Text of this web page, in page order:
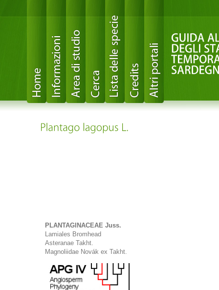
PLANTAGINACEAE Juss.
Lamiales Bromhead
Asteranae Takht.
Magnoliidae Novák ex Takht.